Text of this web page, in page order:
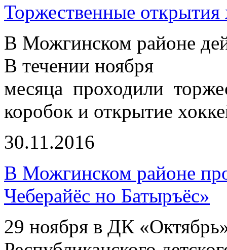
Торжественные
В Можгинском районе
В течении ноября
месяца проходили
коробок и открытие
30.11.2016
В Можгинском районе
Чеберайёс но Батыръёс»
29 ноября в ДК